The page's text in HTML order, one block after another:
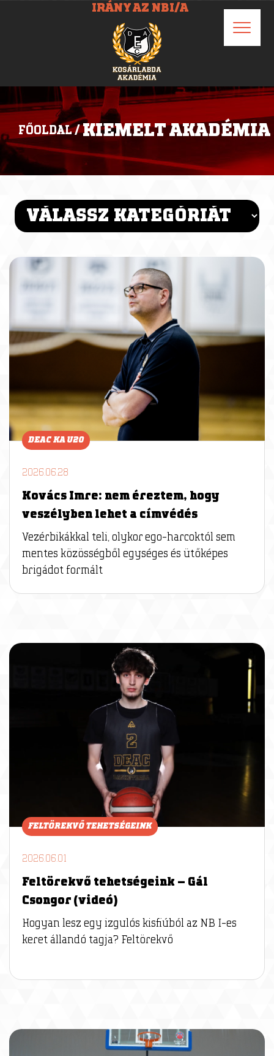
IRÁNY AZ NBI/A
FŐOLDAL / KIEMELT AKADÉMIA
DEAC KA U20
2026.06.28
Kovács Imre: nem éreztem, hogy
veszélyben lehet a címvédés
Vezérbikákkal teli, olykor ego-harcoktól sem
mentes közösségből egységes és ütőképes
brigádot formált
FELTÖREKVŐ TEHETSÉGEINK
2026.06.01
Feltörekvő tehetségeink – Gál
Csongor (videó)
Hogyan lesz egy izgulós kisfiúból az NB I-es
keret állandó tagja? Feltörekvő